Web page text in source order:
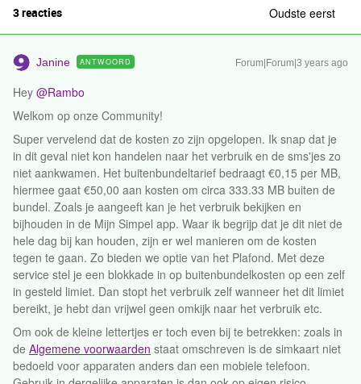
3 reacties Oudste eerst
Janine ANTWOORD Forum|Forum|3 years ago
Hey @Rambo
Welkom op onze Community!
Super vervelend dat de kosten zo zijn opgelopen. Ik snap dat je
in dit geval niet kon handelen naar het verbruik en de sms'jes zo
niet aankwamen. Het buitenbundeltarief bedraagt €0,15 per MB,
hiermee gaat €50,00 aan kosten om circa 333.33 MB buiten de
bundel. Zoals je aangeeft kan je het verbruik bekijken en
bijhouden in de Mijn Simpel app. Waar ik begrijp dat je dit niet de
hele dag bij kan houden, zijn er wel manieren om de kosten
tegen te gaan. Zo bieden we optie van het Plafond. Met deze
service stel je een blokkade in op buitenbundelkosten op een zelf
in gesteld limiet. Dan stopt het verbruik zelf wanneer het dit limiet
bereikt, je hebt dan vrijwel geen omkijk naar het verbruik etc.
Om ook de kleine lettertjes er toch even bij te betrekken: zoals in
de Algemene voorwaarden staat omschreven is de simkaart niet
bedoeld voor apparaten anders dan een mobiele telefoon.